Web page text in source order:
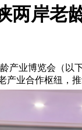
两岸老
业博览会（
产业合作枢纽，